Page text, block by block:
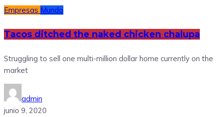
Empresas Mundo
Tacos ditched the naked chicken chalupa
Struggling to sell one multi-million dollar home currently on the
market
admin
junio 9, 2020